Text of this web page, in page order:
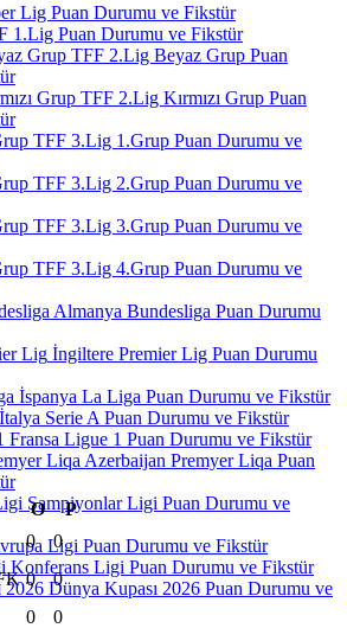
Lig Puan Durumu ve Fikstür
1.Lig Puan Durumu ve Fikstür
TFF 2.Lig Beyaz Grup Puan
TFF 2.Lig Kırmızı Grup Puan
TFF 3.Lig 1.Grup Puan Durumu ve
TFF 3.Lig 2.Grup Puan Durumu ve
TFF 3.Lig 3.Grup Puan Durumu ve
TFF 3.Lig 4.Grup Puan Durumu ve
Almanya Bundesliga Puan Durumu
İngiltere Premier Lig Puan Durumu
İspanya La Liga Puan Durumu ve Fikstür
İtalya Serie A Puan Durumu ve Fikstür
Fransa Ligue 1 Puan Durumu ve Fikstür
Azerbaijan Premyer Liqa Puan
Şampiyonlar Ligi Puan Durumu ve
Ligi Puan Durumu ve Fikstür
Konferans Ligi Puan Durumu ve Fikstür
Dünya Kupası 2026 Puan Durumu ve
O
P
0
0
0
0
0
0